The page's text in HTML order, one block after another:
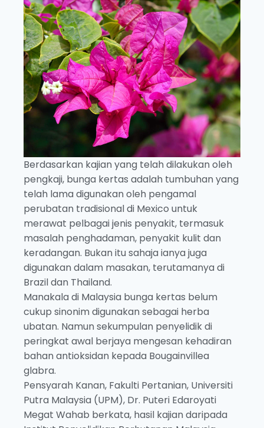
Berdasarkan kajian yang telah dilakukan oleh
pengkaji, bunga kertas adalah tumbuhan yang
telah lama digunakan oleh pengamal
perubatan tradisional di Mexico untuk
merawat pelbagai jenis penyakit, termasuk
masalah penghadaman, penyakit kulit dan
keradangan. Bukan itu sahaja ianya juga
digunakan dalam masakan, terutamanya di
Brazil dan Thailand.
Manakala di Malaysia bunga kertas belum
cukup sinonim digunakan sebagai herba
ubatan. Namun sekumpulan penyelidik di
peringkat awal berjaya mengesan kehadiran
bahan antioksidan kepada Bougainvillea
glabra.
Pensyarah Kanan, Fakulti Pertanian, Universiti
Putra Malaysia (UPM), Dr. Puteri Edaroyati
Megat Wahab berkata, hasil kajian daripada